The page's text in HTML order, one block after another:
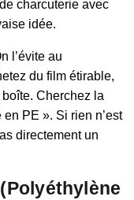
charcuterie avec
idée.
l’évite au
du film étirable,
Cherchez la
PE ». Si rien n’est
directement un